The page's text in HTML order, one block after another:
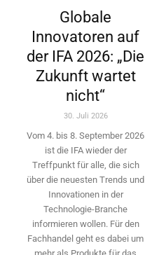
Globale
Innovatoren auf
der IFA 2026: „Die
Zukunft wartet
nicht“
30. Juli 2026
Vom 4. bis 8. September 2026
ist die IFA wieder der
Treffpunkt für alle, die sich
über die neuesten Trends und
Innovationen in der
Technologie-­Branche
informieren wollen. Für den
Fachhandel geht es dabei um